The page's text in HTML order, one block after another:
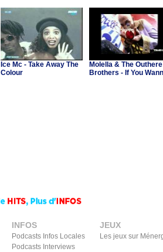
Ice Mc - Take Away The
Colour
Molella & The Outhere
Brothers - If You
INFOS
Podcasts Infos Locales
Podcasts Interviews
JEUX
Les jeux sur